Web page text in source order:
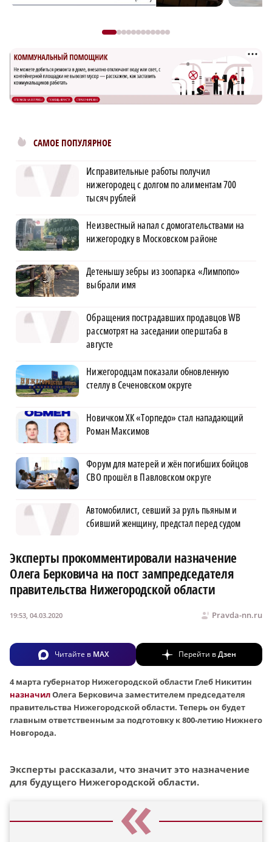
САМОЕ ПОПУЛЯРНОЕ
Исправительные работы получил
нижегородец с долгом по алиментам 700
тысяч рублей
Неизвестный напал с домогательствами на
нижегородку в Московском районе
Детенышу зебры из зоопарка «Лимпопо»
выбрали имя
Обращения пострадавших продавцов WB
рассмотрят на заседании оперштаба в
августе
Нижегородцам показали обновленную
стеллу в Сеченовском округе
Новичком ХК «Торпедо» стал нападающий
Роман Максимов
Форум для матерей и жён погибших бойцов
СВО прошёл в Павловском округе
Автомобилист, севший за руль пьяным и
сбивший женщину, предстал перед судом
Эксперты прокомментировали назначение
Олега Берковича на пост зампредседателя
правительства Нижегородской области
Pravda-nn.ru
19:53, 04.03.2020
Читайте в MAX Перейти вДзен
4 марта губернатор Нижегородской области Глеб Никитин
назначилОлега Берковича заместителем председателя
правительства Нижегородской области. Теперь он будет
главным ответственным за подготовку к 800-летию Нижнего
Новгорода.
Эксперты рассказали, что значит это назначение
для будущего Нижегородской области.